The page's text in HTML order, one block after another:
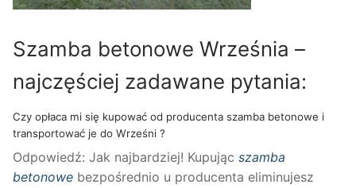
Szamba betonowe Września –
najczęściej zadawane pytania:
Czy opłaca mi się kupować od producenta szamba betonowe i
transportować je do Wrześni ?
Odpowiedź: Jak najbardziej! Kupując szamba
betonowe bezpośrednio u producenta eliminujesz